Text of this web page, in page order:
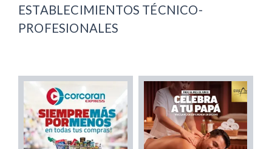
ESTABLECIMIENTOS TÉCNICO-
PROFESIONALES